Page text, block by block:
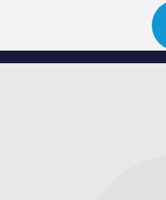
Portfolio